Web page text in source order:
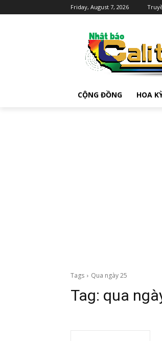
Friday, August 7, 2026
CỘNG ĐỒNG HOA
Tags Qua ngày 25
Tag: qua